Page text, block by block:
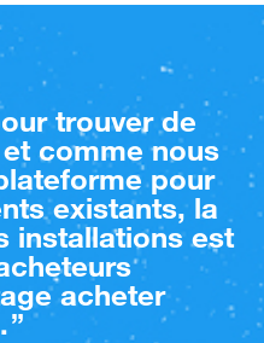
trouver de
comme nous
pour
existants, la
installations est
acheter